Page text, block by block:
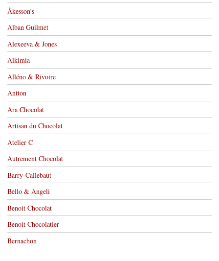
Åkesson’s
Alban Guilmet
Alexeeva & Jones
Alkimia
Alléno & Rivoire
Antton
Ara Chocolat
Artisan du Chocolat
Atelier C
Autrement Chocolat
Barry-Callebaut
Bello & Angeli
Benoit Chocolat
Benoit Chocolatier
Bernachon